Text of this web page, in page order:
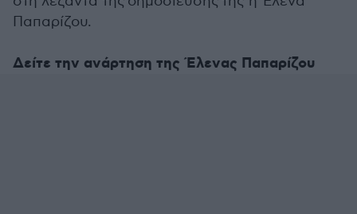
Παπαρίζου.
Δείτε την ανάρτηση της Έλενας Παπαρίζου